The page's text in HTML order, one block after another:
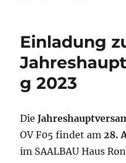
Einladung
g 2023
Die
OV F05 findet am28.
im SAALBAU Haus